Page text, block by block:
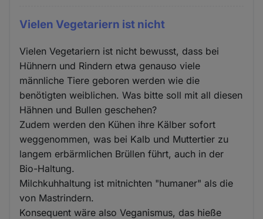
Vielen Vegetariern ist nicht
Vielen Vegetariern ist nicht bewusst, dass bei
Hühnern und Rindern etwa genauso viele
männliche Tiere geboren werden wie die
benötigten weiblichen. Was bitte soll mit all diesen
Hähnen und Bullen geschehen?
Zudem werden den Kühen ihre Kälber sofort
weggenommen, was bei Kalb und Muttertier zu
langem erbärmlichen Brüllen führt, auch in der
Bio-Haltung.
Milchkuhhaltung ist mitnichten "humaner" als die
von Mastrindern.
Konsequent wäre also Veganismus, das hieße